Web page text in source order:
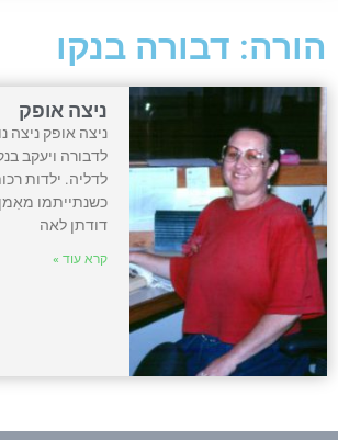
הורה: דבורה בנקו
ניצה אופק
ניצה אופק ניצה
לדבורה ויעקב
לדליה. ילדות
כשנתייתמו
דודתן לאה
קרא עוד »